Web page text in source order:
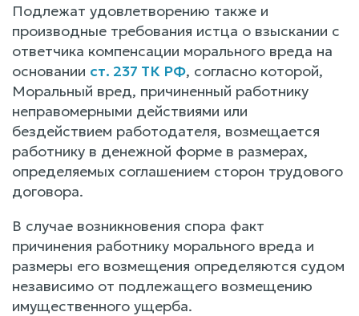
Подлежат удовлетворению также и
производные требования истца о взыскании с
ответчика компенсации морального вреда на
основании ст. 237 ТК РФ, согласно которой,
Моральный вред, причиненный работнику
неправомерными действиями или
бездействием работодателя, возмещается
работнику в денежной форме в размерах,
определяемых соглашением сторон трудового
договора.
В случае возникновения спора факт
причинения работнику морального вреда и
размеры его возмещения определяются судом
независимо от подлежащего возмещению
имущественного ущерба.